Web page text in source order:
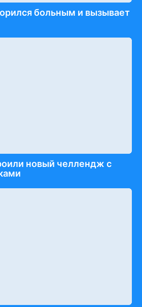
больным и вызывает
новый челлендж с